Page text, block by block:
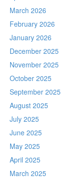
March 2026
February 2026
January 2026
December 2025
November 2025
October 2025
September 2025
August 2025
July 2025
June 2025
May 2025
April 2025
March 2025